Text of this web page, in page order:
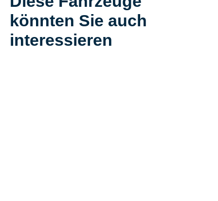
könnten Sie auch
interessieren